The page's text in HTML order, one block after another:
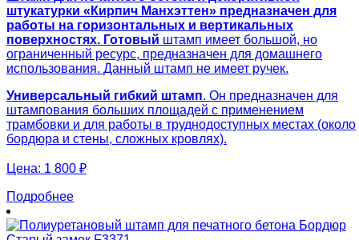
штукатурки «Кирпич Манхэттен» предназначен для
работы на горизонтальных и вертикальных
поверхностях. Готовый штамп имеет большой, но
ограниченный ресурс, предназначен для домашнего
использования. Данный штамп не имеет ручек.
Универсальный гибкий штамп. Он предназначен для
штампования больших площадей с применением
трамбовки и для работы в труднодоступных местах (около
бордюра и стены, сложных кровлях).
Цена: 1 800 ₽
Подробнее